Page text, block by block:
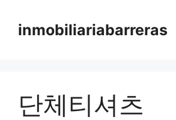
contentinmobiliariabarreras
단체티셔츠